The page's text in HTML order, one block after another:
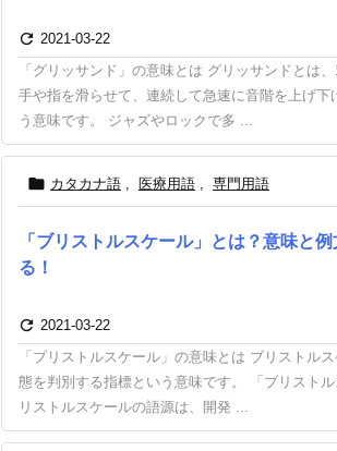
 2021-03-22
「グリッサンド」の意味とは グリッサンドとは、
手や指を滑らせて、連続して急速に音階を上げ下
う意味です。 ジャズやロックで多 ...
 カタカナ語 , 医療用語 , 専門用語
「ブリストルスケール」とは？意味と
る！
 2021-03-22
「ブリストルスケール」の意味とは ブリストル
態を判別する指標という意味です。 「ブリスト
リストルスケールの語源は、開発 ...